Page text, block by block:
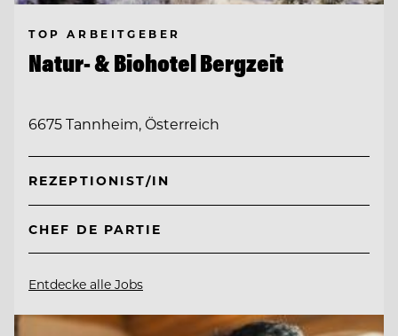
TOP ARBEITGEBER
Natur- & Biohotel Bergzeit
6675 Tannheim, Österreich
REZEPTIONIST/IN
CHEF DE PARTIE
Entdecke alle Jobs